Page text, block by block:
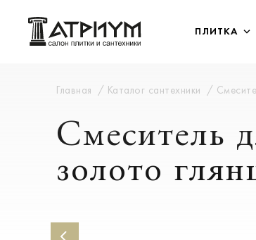
ПЛИТКА
Главная Каталог сантехники
Смеситель
золото